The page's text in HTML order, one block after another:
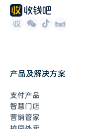
产品及解决方案
支付产品
智慧门店
营销管家